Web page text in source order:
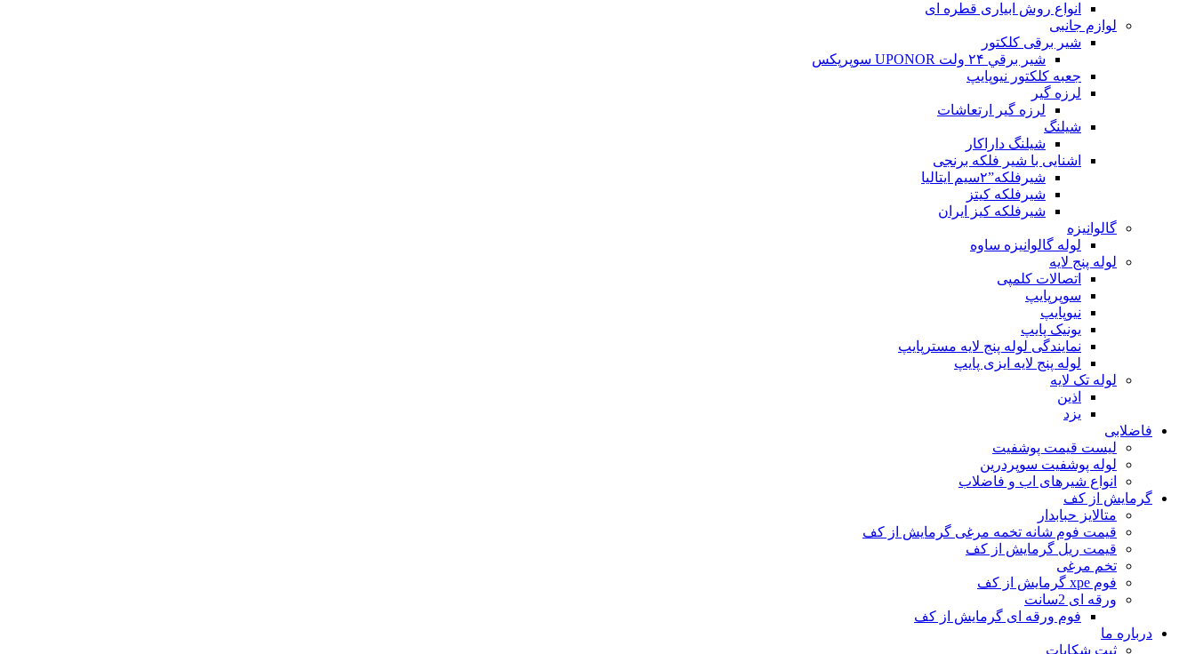
انواع روش ابیاری قطره ای
لوازم جانبی
شیر برقی کلکتور
شير برقي ۲۴ ولت UPONOR سوپرپکس
جعبه کلکتور نیوپایپ
لرزه گیر
لرزه گیر ارتعاشات
شیلنگ
شیلنگ داراکار
اشنایی با شیر فلکه برنجی
شیرفلکه”۲سیم ایتالیا
شیرفلکه کیتز
شیرفلکه کیز ایران
گالوانیزه
لوله گالوانیزه ساوه
لوله پنج لایه
اتصالات کلمپی
سوپرپایپ
نیوپایپ
یونیک پایپ
نمایندگی لوله پنج لایه مسترپایپ
لوله پنج لایه ایزی پایپ
لوله تک لایه
اذین
یزد
فاضلابی
لیست قیمت پوشفیت
لوله پوشفیت سوپردرین
انواع شیرهای اب و فاضلاب
گرمایش از کف
متالایز حبابدار
قیمت فوم شانه تخمه مرغی گرمایش از کف
قیمت ریل گرمایش از کف
تخم مرغی
فوم xpe گرمایش از کف
ورقه ای 2سانت
فوم ورقه ای گرمایش از کف
درباره ما
ثبت شکایات